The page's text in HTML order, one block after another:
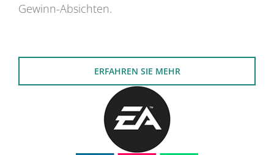
Gewinn-Absichten.
ERFAHREN SIE MEHR